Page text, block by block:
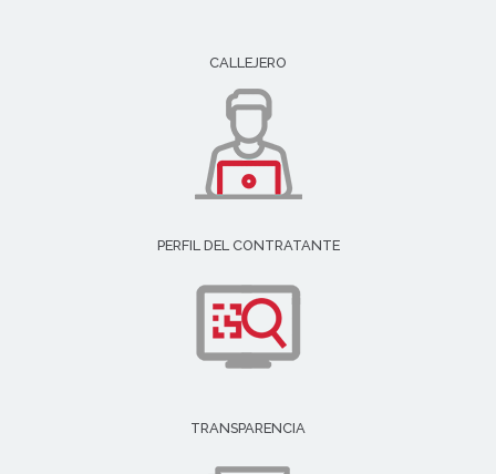
CALLEJERO
PERFIL DEL CONTRATANTE
TRANSPARENCIA